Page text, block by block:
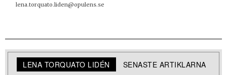
lena.torquato.liden@opulens.se
LENA TORQUATO LIDÉN SENASTE ARTIKLARNA